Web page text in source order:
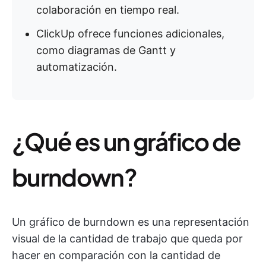
colaboración en tiempo real.
ClickUp ofrece funciones adicionales,
como diagramas de Gantt y
automatización.
¿Qué es un gráfico de
burndown?
Un gráfico de burndown es una representación
visual de la cantidad de trabajo que queda por
hacer en comparación con la cantidad de